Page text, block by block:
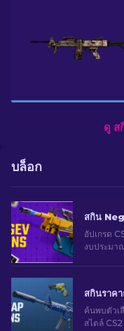
ดู ส
บล็อก
อัปเกรด
งบประมา
ค้นพบตัวเ
สไตล์